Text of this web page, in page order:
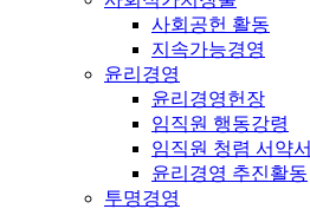
사회공헌 활동
지속가능경영
윤리경영
윤리경영헌장
임직원 행동강령
임직원 청렴 서약서
윤리경영 추진활동
투명경영